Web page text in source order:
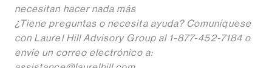
necesitan hacer nada más
¿Tiene preguntas o necesita ayuda? Comuníquese
con Laurel Hill Advisory Group al 1-877-452-7184 o
envíe un correo electrónico a: